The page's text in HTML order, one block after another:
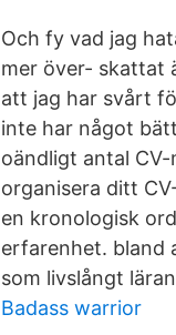
Och fy vad jag
mer över- skattat
att jag har svårt
inte har något
oändligt antal
organisera ditt
en kronologisk
erfarenhet. bland
som livslångt
Badass warrior